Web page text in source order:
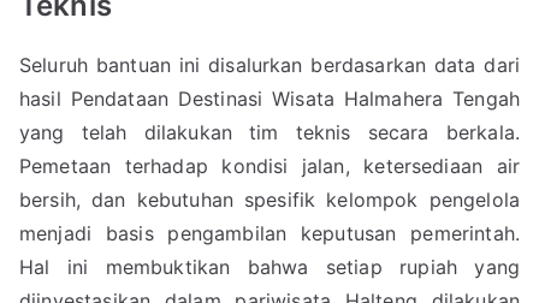
Seluruh bantuan ini disalurkan berdasarkan data dari
hasil Pendataan Destinasi Wisata Halmahera Tengah
yang telah dilakukan tim teknis secara berkala.
Pemetaan terhadap kondisi jalan, ketersediaan air
bersih, dan kebutuhan spesifik kelompok pengelola
menjadi basis pengambilan keputusan pemerintah.
Hal ini membuktikan bahwa setiap rupiah yang